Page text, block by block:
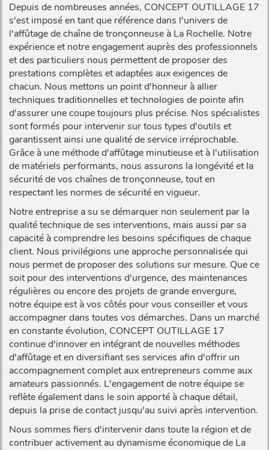
Depuis de nombreuses années, CONCEPT OUTILLAGE 17
s'est imposé en tant que référence dans l'univers de
l'affûtage de chaîne de tronçonneuse à La Rochelle. Notre
expérience et notre engagement auprès des professionnels
et des particuliers nous permettent de proposer des
prestations complètes et adaptées aux exigences de
chacun. Nous mettons un point d'honneur à allier
techniques traditionnelles et technologies de pointe afin
d'assurer une coupe toujours plus précise. Nos spécialistes
sont formés pour intervenir sur tous types d'outils et
garantissent ainsi une qualité de service irréprochable.
Grâce à une méthode d'affûtage minutieuse et à l'utilisation
de matériels performants, nous assurons la longévité et la
sécurité de vos chaînes de tronçonneuse, tout en
respectant les normes de sécurité en vigueur.
Notre entreprise a su se démarquer non seulement par la
qualité technique de ses interventions, mais aussi par sa
capacité à comprendre les besoins spécifiques de chaque
client. Nous privilégions une approche personnalisée qui
nous permet de proposer des solutions sur mesure. Que ce
soit pour des interventions d'urgence, des maintenances
régulières ou encore des projets de grande envergure,
notre équipe est à vos côtés pour vous conseiller et vous
accompagner dans toutes vos démarches. Dans un marché
en constante évolution, CONCEPT OUTILLAGE 17
continue d'innover en intégrant de nouvelles méthodes
d'affûtage et en diversifiant ses services afin d'offrir un
accompagnement complet aux entrepreneurs comme aux
amateurs passionnés. L'engagement de notre équipe se
reflète également dans le soin apporté à chaque détail,
depuis la prise de contact jusqu'au suivi après intervention.
Nous sommes fiers d'intervenir dans toute la région et de
contribuer activement au dynamisme économique de La